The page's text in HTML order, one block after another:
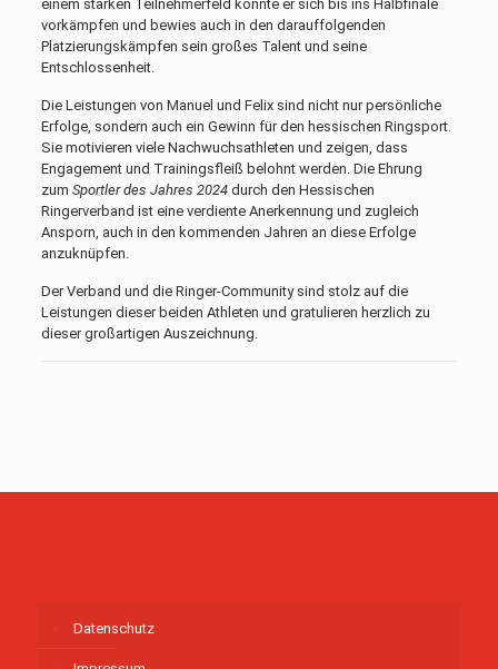
einem starken Teilnehmerfeld konnte er sich bis ins Halbfinale
vorkämpfen und bewies auch in den darauffolgenden
Platzierungskämpfen sein großes Talent und seine
Entschlossenheit.
Die Leistungen von Manuel und Felix sind nicht nur persönliche
Erfolge, sondern auch ein Gewinn für den hessischen Ringsport.
Sie motivieren viele Nachwuchsathleten und zeigen, dass
Engagement und Trainingsfleiß belohnt werden. Die Ehrung
zum Sportler des Jahres 2024durch den Hessischen
Ringerverband ist eine verdiente Anerkennung und zugleich
Ansporn, auch in den kommenden Jahren an diese Erfolge
anzuknüpfen.
Der Verband und die Ringer-Community sind stolz auf die
Leistungen dieser beiden Athleten und gratulieren herzlich zu
dieser großartigen Auszeichnung.
Datenschutz